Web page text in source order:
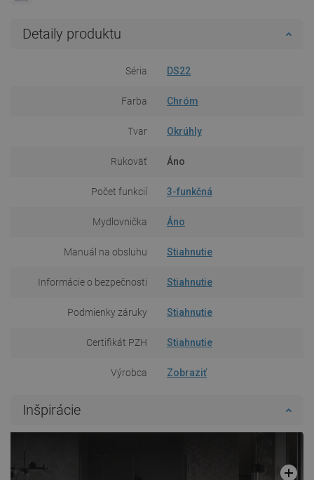
Detaily produktu
Séria DS22
Farba Chróm
Tvar Okrúhly
Rukoväť Áno
Počet funkcií 3-funkčná
Mydlovnička Áno
Manuál na obsluhu Stiahnutie
Informácie o bezpečnosti Stiahnutie
Podmienky záruky Stiahnutie
Certifikát PZH Stiahnutie
Výrobca Zobraziť
Inšpirácie